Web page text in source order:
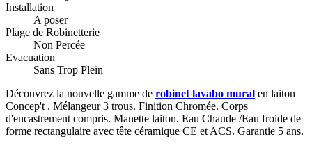
Installation
A poser
Plage de Robinetterie
Non Percée
Evacuation
Sans Trop Plein
Découvrez la nouvelle gamme de robinet lavabo mural en laiton
Concep't . Mélangeur 3 trous. Finition Chromée. Corps
d'encastrement compris. Manette laiton. Eau Chaude /Eau froide de
forme rectangulaire avec tête céramique CE et ACS. Garantie 5 ans.